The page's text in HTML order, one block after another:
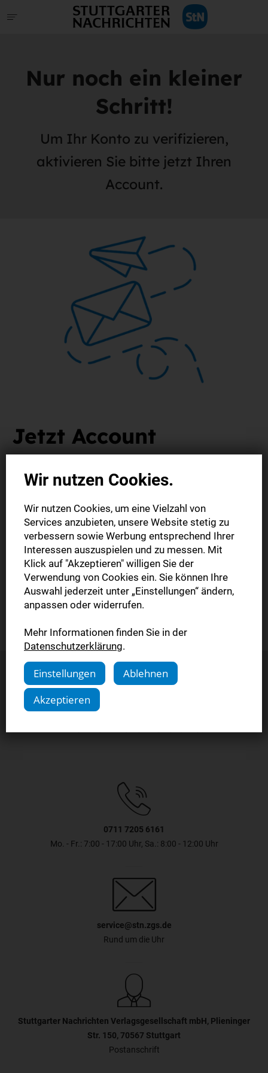
Nur noch ein kleiner
Schritt!
Um Ihr Konto zu verifizieren,
aktivieren Sie bitte jetzt Ihren
Account.
Jetzt Account
Um unsere digitalen Produkte (E-Paper / StN Plus) nutzen
zu können, bestätigen Sie bitte jetzt Ihre E-Mail Adresse.
Wir haben Ihnen einen Aktivierungslink per E-Mail
zugesendet. Bitte bestätigen Sie in den nächsten Minuten
Ihre E-Mail Adresse. Nach erfolgreicher Aktivierung
können Sie sofort mit dem Lesen beginnen!
Sie haben Fragen?
0711 7205 6161
Mo. - Fr.: 7:00 - 17:00 Uhr, Sa.: 8:00 - 12:00 Uhr
service@stn.zgs.de
Rund um die Uhr
Stuttgarter Nachrichten Verlagsgesellschaft mbH, Plieninger
Str. 150, 70567 Stuttgart
Postanschrift
Wir nutzen Cookies.
Wir nutzen Cookies, um eine Vielzahl von
Services anzubieten, unsere Website stetig zu
verbessern sowie Werbung entsprechend Ihrer
Interessen auszuspielen und zu messen. Mit
Klick auf "Akzeptieren" willigen Sie der
Verwendung von Cookies ein. Sie können Ihre
Auswahl jederzeit unter „Einstellungen“ ändern,
anpassen oder widerrufen.
Mehr Informationen finden Sie in der
Datenschutzerklärung.
Einstellungen
Ablehnen
Akzeptieren